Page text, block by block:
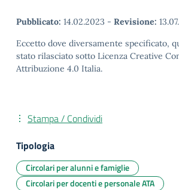
Pubblicato: 14.02.2023 - Revisione:
Eccetto dove diversamente specificato,
stato rilasciato sotto Licenza Creative
Attribuzione 4.0 Italia.
Stampa / Condividi
Tipologia
Circolari per alunni e famiglie
Circolari per docenti e personale ATA